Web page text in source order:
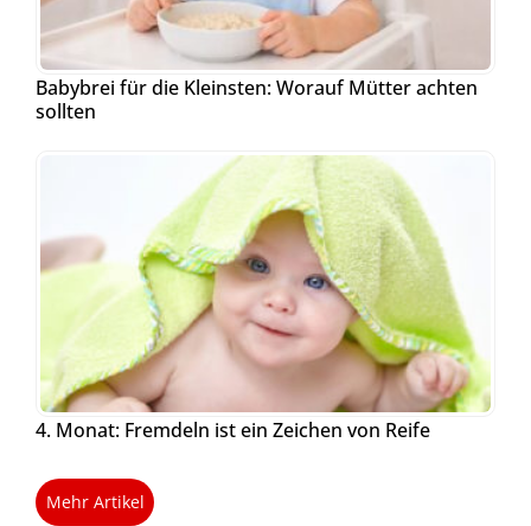
Babybrei für die Kleinsten: Worauf Mütter achten
sollten
4. Monat: Fremdeln ist ein Zeichen von Reife
Mehr Artikel